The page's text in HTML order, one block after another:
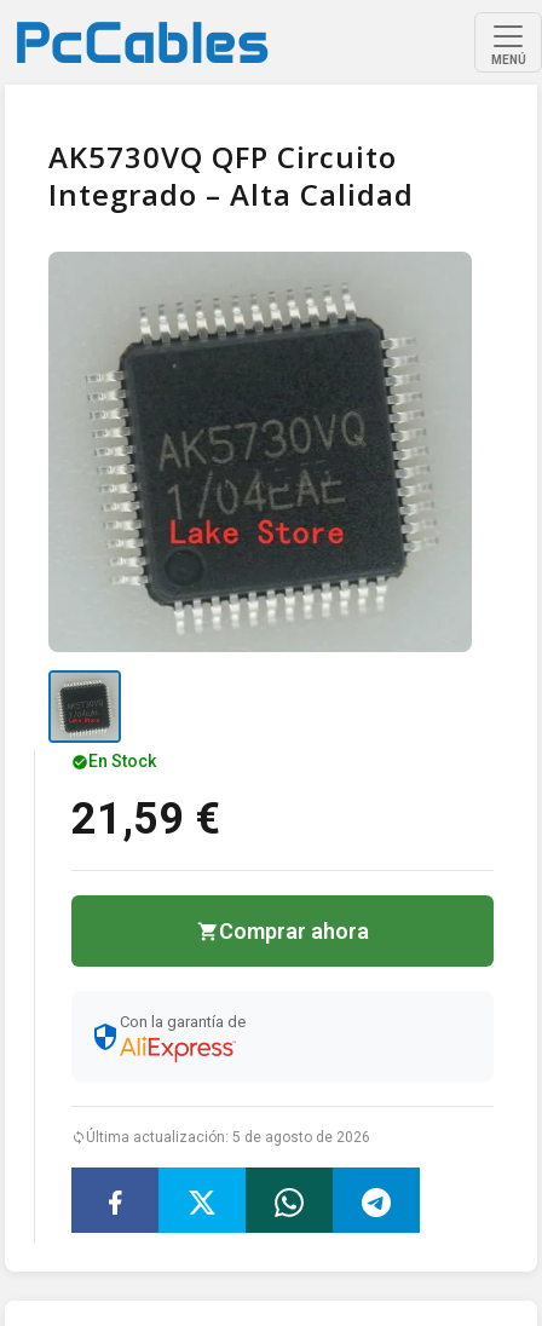
MENÚ
AK5730VQ QFP Circuito
Integrado – Alta Calidad
En Stock
21,59 €
Comprar ahora
Con la garantía de
Última actualización: 5 de agosto de 2026